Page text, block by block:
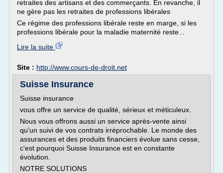
retraites des artisans et des commerçants. En revanche, il
ne gère pas les retraites de professions libérales
Ce régime des professions libérale reste en marge, si les
professions libérale pour la maladie maternité reste...
Lire la suite
Site : http://www.cours-de-droit.net
Suisse Insurance
Suisse insurance
vous offre un service de qualité, sérieux et méticuleux.
Nous vous offrons aussi un service après-vente ainsi
qu'un suivi de vos contrats irréprochable. Le monde des
assurances et des produits financiers évolue sans cesse,
c'est pourquoi Suisse Insurance est en constante
évolution.
NOTRE SOLUTIONS